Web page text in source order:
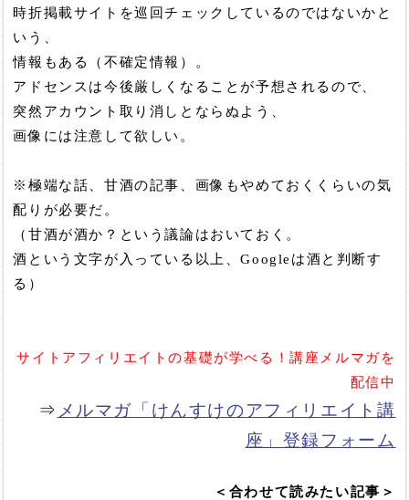
時折掲載サイトを巡回チェックしているのではないかと
いう、
情報もある（不確定情報）。
アドセンスは今後厳しくなることが予想されるので、
突然アカウント取り消しとならぬよう、
画像には注意して欲しい。
※極端な話、甘酒の記事、画像もやめておくくらいの気
配りが必要だ。
（甘酒が酒か？という議論はおいておく。
酒という文字が入っている以上、Googleは酒と判断す
る）
サイトアフィリエイトの基礎が学べる！講座メルマガを
配信中
⇒ メルマガ「けんすけのアフィリエイト講
座」登録フォーム
＜合わせて読みたい記事＞